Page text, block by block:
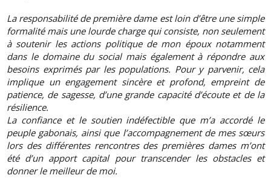
La responsabilité de première dame est loin d’être une simple
formalité mais une lourde charge qui consiste, non seulement
à soutenir les actions politique de mon époux notamment
dans le domaine du social mais également à répondre aux
besoins exprimés par les populations. Pour y parvenir, cela
implique un engagement sincère et profond, empreint de
patience, de sagesse, d’une grande capacité d’écoute et de la
résilience.
La confiance et le soutien indéfectible que m’a accordé le
peuple gabonais, ainsi que l’accompagnement de mes sœurs
lors des différentes rencontres des premières dames m’ont
été d’un apport capital pour transcender les obstacles et
donner le meilleur de moi.